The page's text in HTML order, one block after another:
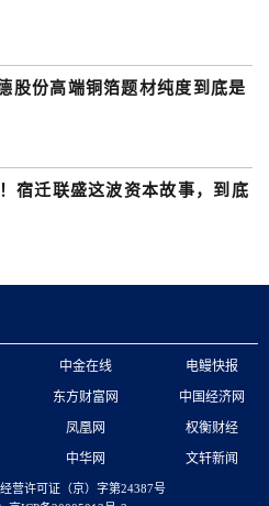
股份高端铜箔题材纯度到底是
宿迁联盛这波资本故事，到底
中金在线
电鳗快报
东方财富网
中国经济网
凤凰网
权衡财经
中华网 文轩新闻
营许可证（京）字第24387号